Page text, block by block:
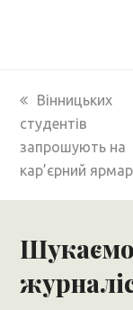
previous
post:
Вінницьких
студентів
запрошують на
кар’єрний